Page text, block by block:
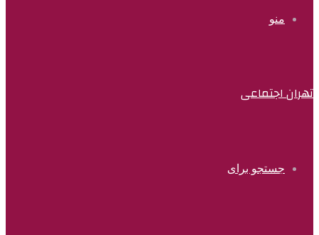
منو
تهران اجتماعی
جستجو برای